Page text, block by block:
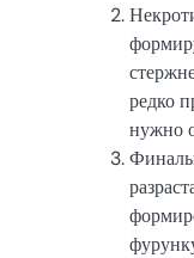
редко
нужно